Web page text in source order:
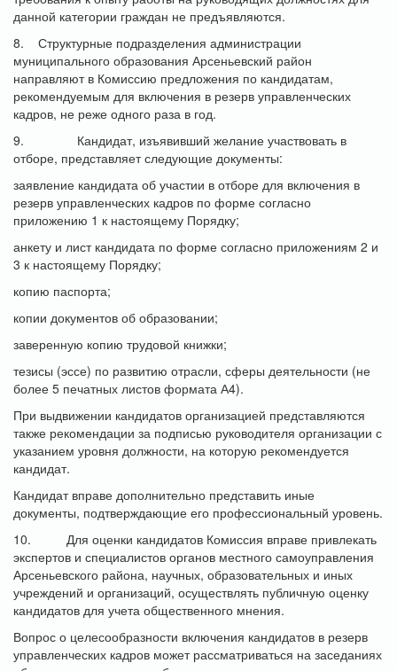
данной категории граждан не предъявляются.
8. Структурные подразделения администрации
муниципального образования Арсеньевский район
направляют в Комиссию предложения по кандидатам,
рекомендуемым для включения в резерв управленческих
кадров, не реже одного раза в год.
9. Кандидат, изъявивший желание участвовать в
отборе, представляет следующие документы:
заявление кандидата об участии в отборе для включения в
резерв управленческих кадров по форме согласно
приложению 1 к настоящему Порядку;
анкету и лист кандидата по форме согласно приложениям 2 и
3 к настоящему Порядку;
копию паспорта;
копии документов об образовании;
заверенную копию трудовой книжки;
тезисы (эссе) по развитию отрасли, сферы деятельности (не
более 5 печатных листов формата А4).
При выдвижении кандидатов организацией представляются
также рекомендации за подписью руководителя организации с
указанием уровня должности, на которую рекомендуется
кандидат.
Кандидат вправе дополнительно представить иные
документы, подтверждающие его профессиональный уровень.
10. Для оценки кандидатов Комиссия вправе привлекать
экспертов и специалистов органов местного самоуправления
Арсеньевского района, научных, образовательных и иных
учреждений и организаций, осуществлять публичную оценку
кандидатов для учета общественного мнения.
Вопрос о целесообразности включения кандидатов в резерв
управленческих кадров может рассматриваться на заседаниях